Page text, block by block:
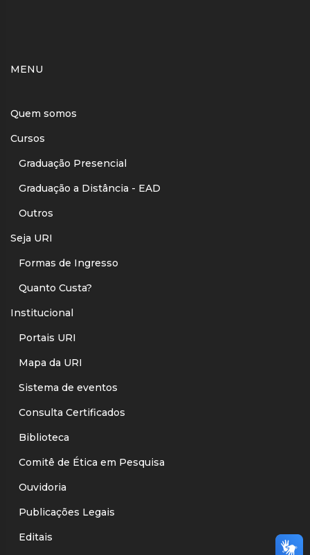
MENU
Quem somos
Cursos
Graduação Presencial
Graduação a Distância - EAD
Outros
Seja URI
Formas de Ingresso
Quanto Custa?
Institucional
Portais URI
Mapa da URI
Sistema de eventos
Consulta Certificados
Biblioteca
Comitê de Ética em Pesquisa
Ouvidoria
Publicações Legais
Editais